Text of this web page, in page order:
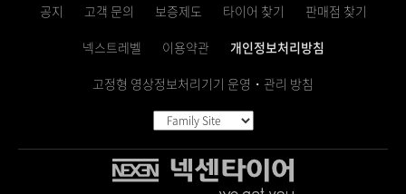
공지 고객 문의 보증제도 타이어 찾기
판매점 찾기
넥스트레벨
이용약관
개인정보처리방침
고정형 영상정보처리기기 운영・관리 방침